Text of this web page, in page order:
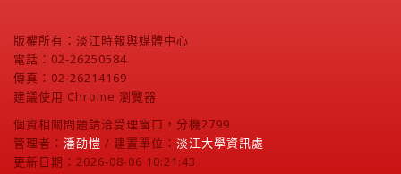
版權所有：淡江時報與媒體中心
電話：02-26250584
傳真：02-26214169
建議使用 Chrome 瀏覽器
個資相關問題請洽受理窗口，分機2799
管理者： 潘劭愷 / 建置單位： 淡江大學資訊處
更新日期：2026-08-06 10:21:43